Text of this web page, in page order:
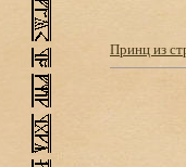
Принц из